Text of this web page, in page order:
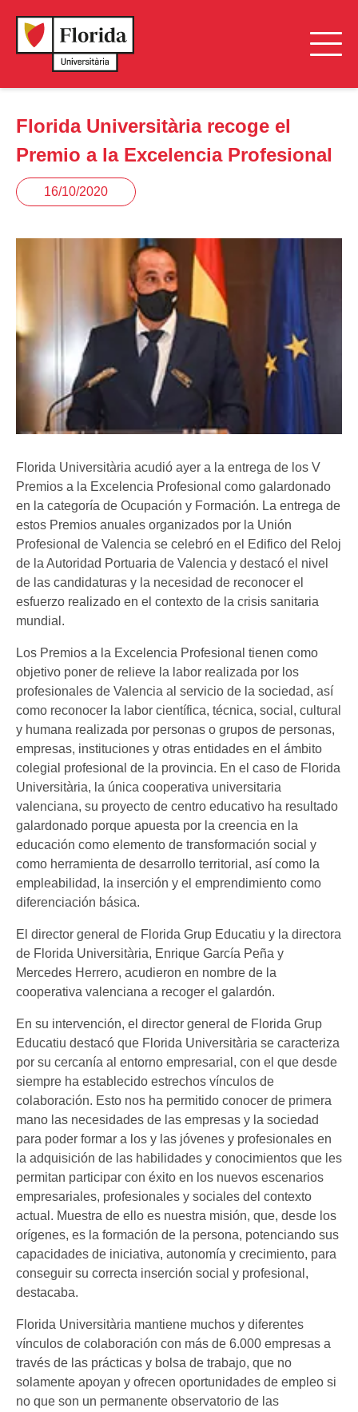
Florida Universitària recoge el
Premio a la Excelencia Profesional
16/10/2020
Florida Universitària acudió ayer a la entrega de los V
Premios a la Excelencia Profesional como galardonado
en la categoría de Ocupación y Formación. La entrega de
estos Premios anuales organizados por la Unión
Profesional de Valencia se celebró en el Edifico del Reloj
de la Autoridad Portuaria de Valencia y destacó el nivel
de las candidaturas y la necesidad de reconocer el
esfuerzo realizado en el contexto de la crisis sanitaria
mundial.
Los Premios a la Excelencia Profesional tienen como
objetivo poner de relieve la labor realizada por los
profesionales de Valencia al servicio de la sociedad, así
como reconocer la labor científica, técnica, social, cultural
y humana realizada por personas o grupos de personas,
empresas, instituciones y otras entidades en el ámbito
colegial profesional de la provincia. En el caso de Florida
Universitària, la única cooperativa universitaria
valenciana, su proyecto de centro educativo ha resultado
galardonado porque apuesta por la creencia en la
educación como elemento de transformación social y
como herramienta de desarrollo territorial, así como la
empleabilidad, la inserción y el emprendimiento como
diferenciación básica.
El director general de Florida Grup Educatiu y la directora
de Florida Universitària, Enrique García Peña y
Mercedes Herrero, acudieron en nombre de la
cooperativa valenciana a recoger el galardón.
En su intervención, el director general de Florida Grup
Educatiu destacó que Florida Universitària se caracteriza
por su cercanía al entorno empresarial, con el que desde
siempre ha establecido estrechos vínculos de
colaboración. Esto nos ha permitido conocer de primera
mano las necesidades de las empresas y la sociedad
para poder formar a los y las jóvenes y profesionales en
la adquisición de las habilidades y conocimientos que les
permitan participar con éxito en los nuevos escenarios
empresariales, profesionales y sociales del contexto
actual. Muestra de ello es nuestra misión, que, desde los
orígenes, es la formación de la persona, potenciando sus
capacidades de iniciativa, autonomía y crecimiento, para
conseguir su correcta inserción social y profesional,
destacaba.
Florida Universitària mantiene muchos y diferentes
vínculos de colaboración con más de 6.000 empresas a
través de las prácticas y bolsa de trabajo, que no
solamente apoyan y ofrecen oportunidades de empleo si
no que son un permanente observatorio de las